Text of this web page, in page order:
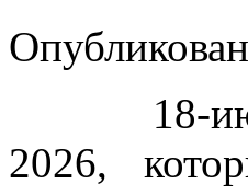
18-июня
2026,